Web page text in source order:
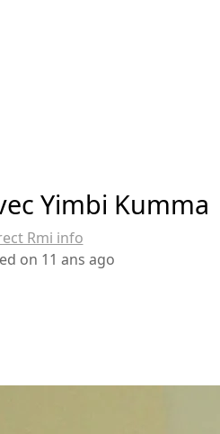
Yimbi Kumma
Rmi info
on 11 ans ago